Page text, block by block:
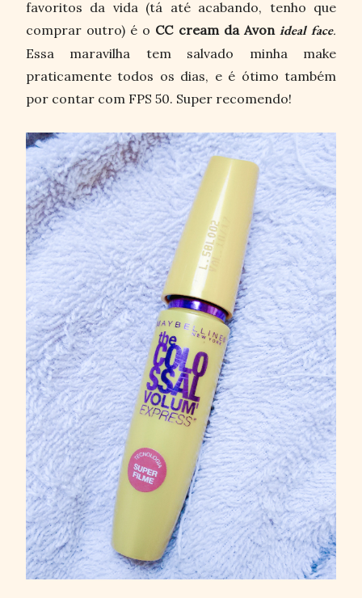
favoritos da vida (tá até acabando, tenho que
comprar outro) é o CC cream da Avon ideal face.
Essa maravilha tem salvado minha make
praticamente todos os dias, e é ótimo também
por contar com FPS 50. Super recomendo!